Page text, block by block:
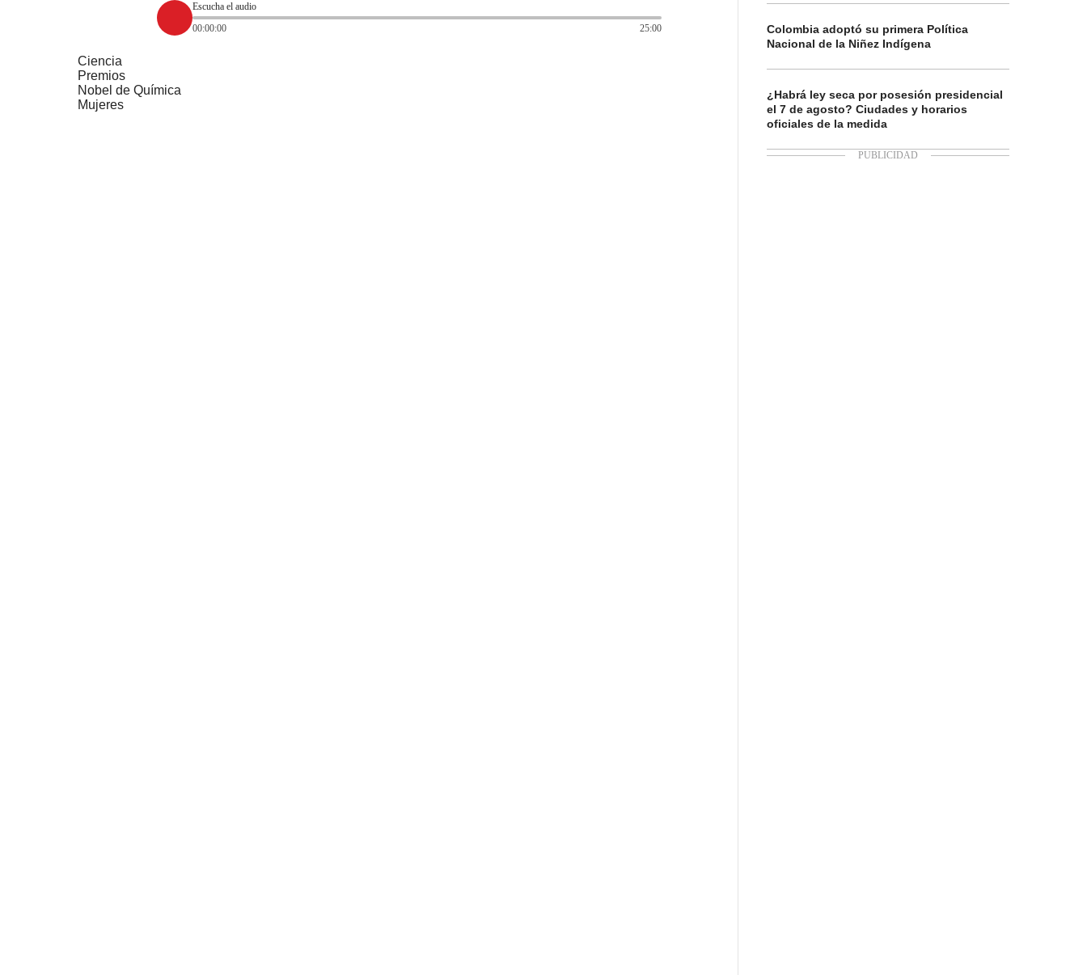
Escucha el audio
00:00:00
25:00
Ciencia
Premios
Nobel de Química
Mujeres
Colombia adoptó su primera Política
Nacional de la Niñez Indígena
¿Habrá ley seca por posesión presidencial
el 7 de agosto? Ciudades y horarios
oficiales de la medida